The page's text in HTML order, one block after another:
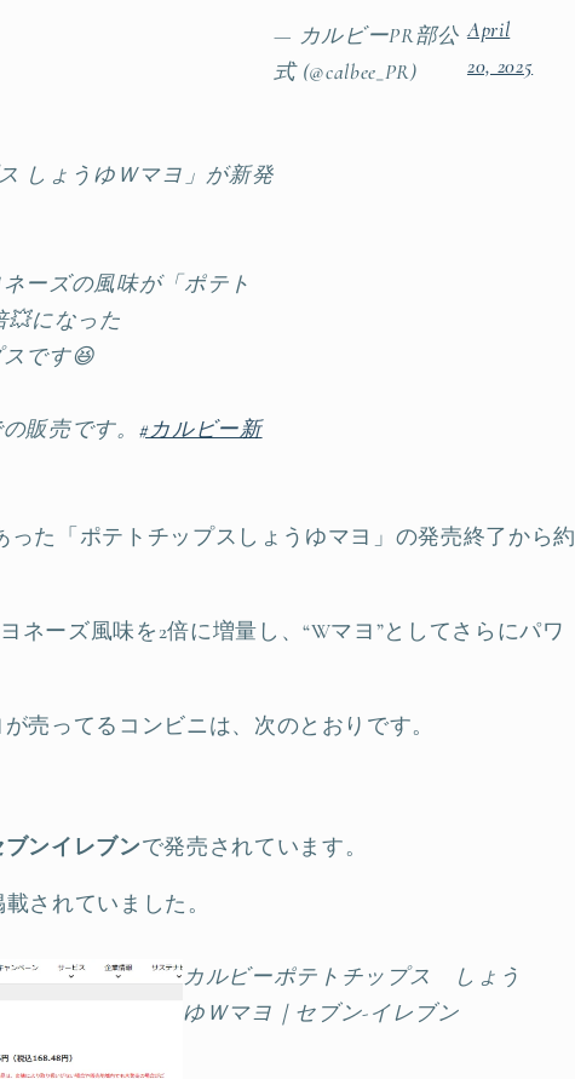
しょうゆＷマヨ」が新発
ーズの風味が「ポテト
💥になった
です😆
販売です。 #カルビー新
— カルビーPR部公
式 (@calbee_PR)
April
20, 2025
った「ポテトチップスしょうゆマヨ」の発売終了から約
ネーズ風味を2倍に増量し、“Wマヨ”としてさらにパワ
売ってるコンビニは、次のとおりです。
ブンイレブンで発売されています。
されていました。
カルビーポテトチップス しょう
ゆＷマヨ｜セブン‐イレブン